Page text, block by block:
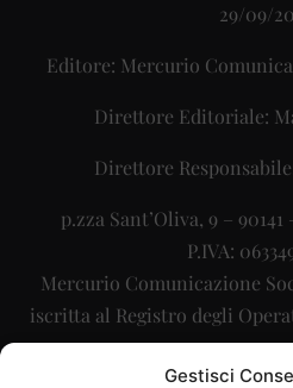
Gestisci
29/09/
Editore: Mercurio
Direttore Editoriale:
Direttore
p.zza Sant’Oliva, 9 – 90141
P.IVA:
Mercurio Comunicazione
iscritta al Registro degli
numero